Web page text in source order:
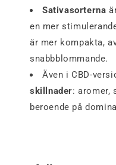
Sativasorterna
en mer
är mer kompakta,
snabbblommande.
Även i CBD-
skillnader: aromer,
beroende på